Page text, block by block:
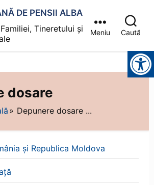
DE PENSII ALBA
Tineretului și
Meniu Caută
Instrumente pentru accesibilitate
dosare
Depunere dosare ...
și Republica Moldova